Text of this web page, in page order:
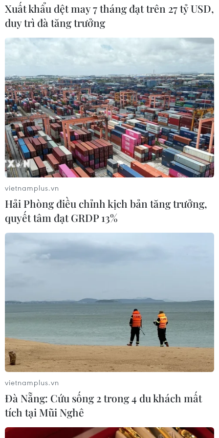
25/11/2019 12:49
Theo Cảnh sát Đức, bảo tàng Green Vault tại Cung điện
Hoàng gia ở thành phố Dresden, nơi trưng bày khoảng
4.000 cổ vật quý giá làm bằng ngà, vàng, bạc và đá
quý, đã bị trộm "ghé thăm."
Xuất khẩu dệt may 7 tháng đạt trên 27 tỷ USD,
duy trì đà tăng trưởng
vietnamplus.vn
Hải Phòng điều chỉnh kịch bản tăng trưởng,
quyết tâm đạt GRDP 13%
vietnamplus.vn
Đà Nẵng: Cứu sống 2 trong 4 du khách mất
tích tại Mũi Nghê